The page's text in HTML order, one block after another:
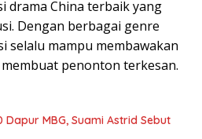
drama China terbaik yang
Dengan berbagai genre
selalu mampu membawakan
penonton terkesan.
MBG, Suami Astrid Sebut